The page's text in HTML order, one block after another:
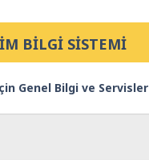
BİLGİ SİSTEMİ
Genel Bilgi ve Servisler